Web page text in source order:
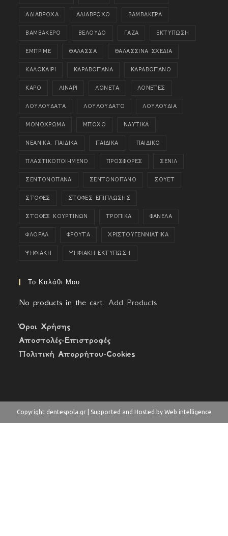
ΑΔΙΑΒΡΟΧΑ ΑΔΙΑΒΡΟΧΟ ΒΑΜΒΑΚΕΡΑ
ΒΑΜΒΑΚΕΡΟ ΒΕΛΟΥΔΟ ΓΑΖΑ ΕΚΤΥΠΩΣΗ
ΕΜΠΡΙΜΕ ΘΑΛΑΣΣΑ ΘΑΛΑΣΣΙΝΑ ΣΧΕΔΙΑ
ΚΑΛΟΚΑΙΡΙ ΚΑΡΑΒΟΠΑΝΑ ΚΑΡΑΒΟΠΑΝΟ
ΚΑΡΟ ΛΙΝΑΡΙ ΛΟΝΕΤΑ ΛΟΝΕΤΕΣ
ΛΟΥΛΟΥΔΑΤΑ ΛΟΥΛΟΥΔΑΤΟ ΛΟΥΛΟΥΔΙΑ
ΜΟΝΟΧΡΩΜΑ ΜΠΟΧΟ ΝΑΥΤΙΚΑ
ΝΕΑΝΙΚΑ. ΠΑΙΔΙΚΑ ΠΑΙΔΙΚΑ ΠΑΙΔΙΚΟ
ΠΛΑΣΤΙΚΟΠΟΙΗΜΕΝΟ ΠΡΟΣΦΟΡΕΣ ΣΕΝΙΛ
ΣΕΝΤΟΝΟΠΑΝΑ ΣΕΝΤΟΝΟΠΑΝΟ ΣΟΥΕΤ
ΣΤΟΦΕΣ ΣΤΟΦΕΣ ΕΠΙΠΛΩΣΗΣ
ΣΤΟΦΕΣ ΚΟΥΡΤΙΝΩΝ ΤΡΟΠΙΚΑ ΦΑΝΕΛΑ
ΦΛΟΡΑΛ ΦΡΟΥΤΑ ΧΡΙΣΤΟΥΓΕΝΝΙΑΤΙΚΑ
ΨΗΦΙΑΚΗ ΨΗΦΙΑΚΗ ΕΚΤΥΠΩΣΗ
Το Καλάθι Μου
No products in the cart. Add Products
Όροι Χρήσης
Αποστολές-Επιστροφές
Πολιτική Απορρήτου-Cookies
Copyright dentespola.gr | Supported and Hosted by Web intelligence